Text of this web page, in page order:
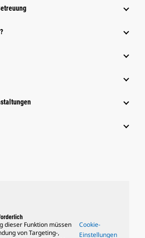
dieser Funktion müssen
von Targeting-,
Cookie-
Einstellungen